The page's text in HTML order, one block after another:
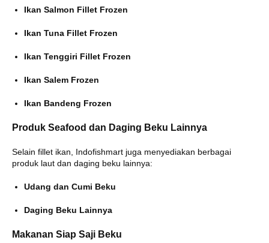
Ikan Salmon Fillet Frozen
Ikan Tuna Fillet Frozen
Ikan Tenggiri Fillet Frozen
Ikan Salem Frozen
Ikan Bandeng Frozen
Produk Seafood dan Daging Beku Lainnya
Selain fillet ikan, Indofishmart juga menyediakan berbagai
produk laut dan daging beku lainnya:
Udang dan Cumi Beku
Daging Beku Lainnya
Makanan Siap Saji Beku